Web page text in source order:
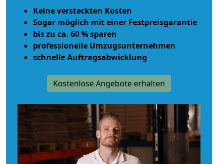
Keine versteckten Kosten
Sogar möglich mit einer Festpreisgarantie
bis zu ca. 60 % sparen
professionelle Umzugsunternehmen
schnelle Auftragsabwicklung
Kostenlose Angebote erhalten